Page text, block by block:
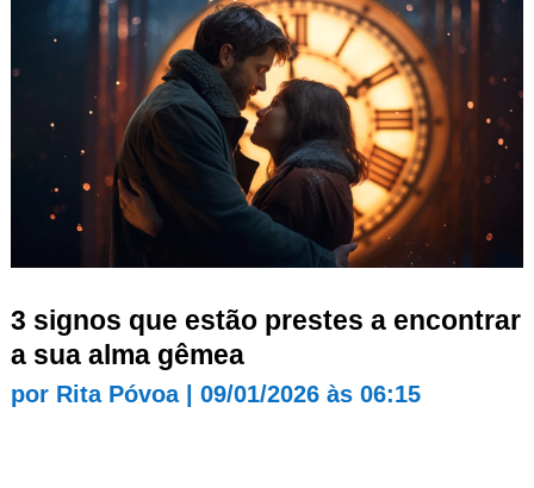
3 signos que estão prestes a encontrar
a sua alma gêmea
por Rita Póvoa| 09/01/2026 às 06:15